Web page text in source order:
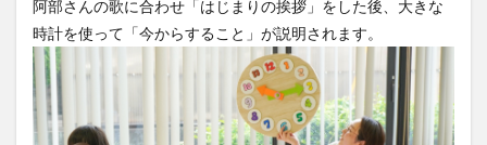
阿部さんの歌に合わせ「はじまりの挨拶」をした後、大きな
時計を使って「今からすること」が説明されます。